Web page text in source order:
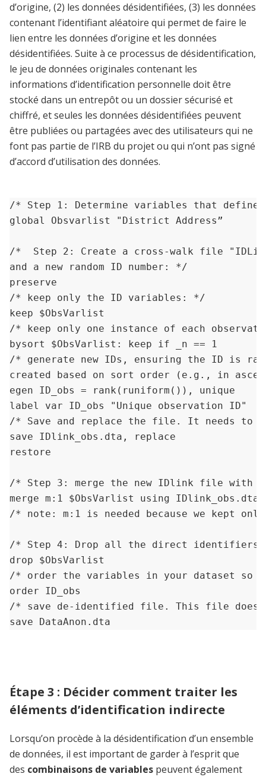
d’origine, (2) les données désidentifiées, (3) les données
contenant l’identifiant aléatoire qui permet de faire le
lien entre les données d’origine et les données
désidentifiées. Suite à ce processus de désidentification,
le jeu de données originales contenant les
informations d’identification personnelle doit être
stocké dans un entrepôt ou un dossier sécurisé et
chiffré, et seules les données désidentifiées peuvent
être publiées ou partagées avec des utilisateurs qui ne
font pas partie de l’IRB du projet ou qui n’ont pas signé
d’accord d’utilisation des données.
/* Step 1: Determine variables that
global Obsvarlist "District Address”
/*  Step 2: Create a cross-walk file
and a new random ID number: */
preserve
/* keep only the ID variables: */
keep $ObsVarlist
/* keep only one instance of each
bysort $ObsVarlist: keep if _n == 1
/* generate new IDs, ensuring the ID is
created based on sort order (e.g., in
egen ID_obs = rank(runiform()), unique
label var ID_obs "Unique observation ID"
/* Save and replace the file. It needs to
save IDlink_obs.dta, replace
restore
/* Step 3: merge the new IDlink file with
merge m:1 $ObsVarlist using
/* note: m:1 is needed because we kept
/* Step 4: Drop all the direct identifiers
drop $ObsVarlist
/* order the variables in your dataset so
order ID_obs
/* save de-identified file. This file does
save DataAnon.dta
Étape 3 : Décider comment traiter les
éléments d’identification indirecte
Lorsqu’on procède à la désidentification d’un ensemble
de données, il est important de garder à l’esprit que
des combinaisons de variables peuvent également